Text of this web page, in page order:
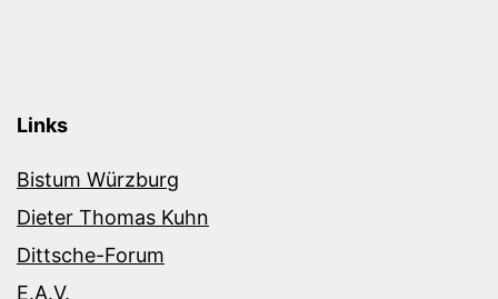
Links
Bistum Würzburg
Dieter Thomas Kuhn
Dittsche-Forum
E.A.V.